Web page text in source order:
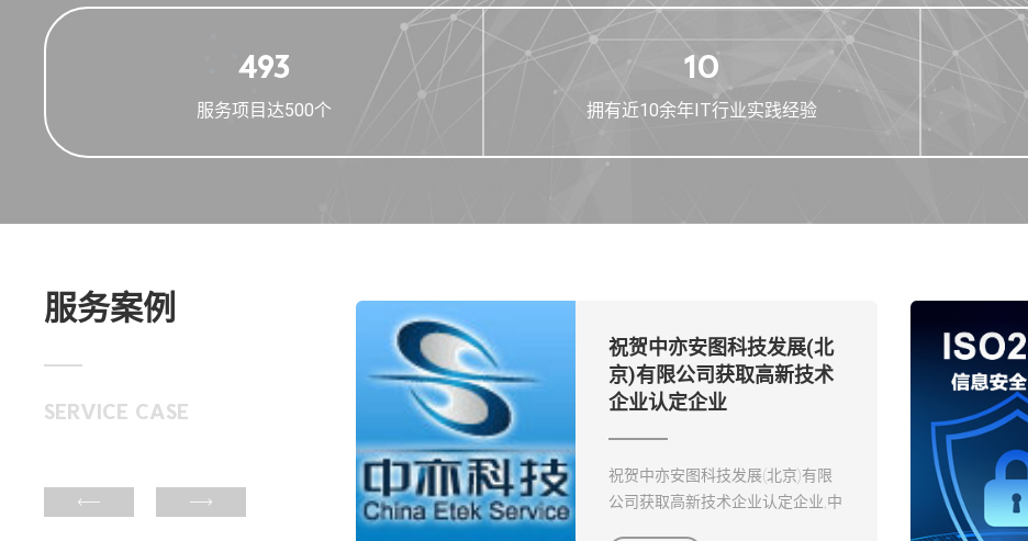
499
服务项目达500个
10
拥有近10余年IT行业实践经验
服务案例
SERVICE CASE
祝贺中亦安图科技发展(北
京)有限公司获取高新技术
企业认定企业
祝贺中亦安图科技发展(北京)有限
公司获取高新技术企业认定企业,中
 